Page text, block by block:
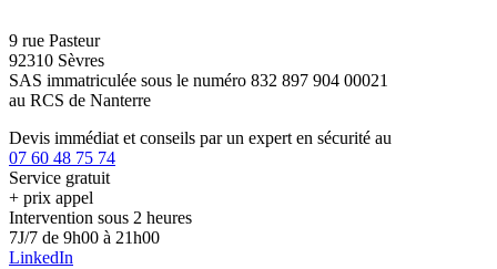
9 rue Pasteur
92310 Sèvres
SAS immatriculée sous le numéro 832 897 904 00021
au RCS de Nanterre
Devis immédiat et conseils par un expert en sécurité au
07 60 48 75 74
Service gratuit
+ prix appel
Intervention sous 2 heures
7J/7 de 9h00 à 21h00
LinkedIn